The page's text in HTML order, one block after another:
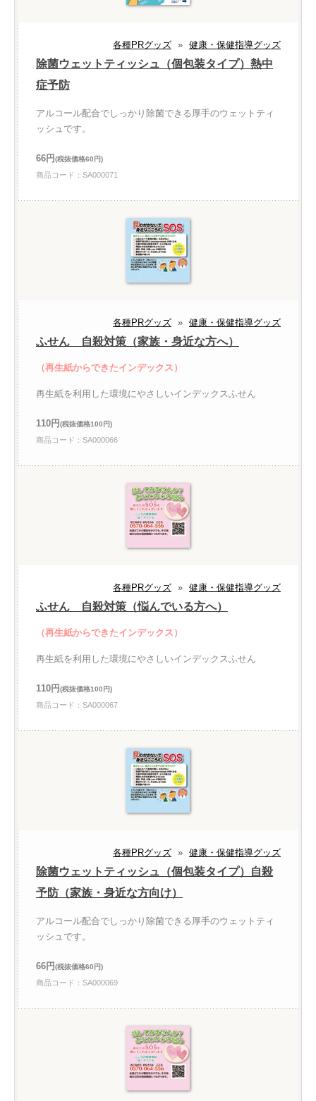
各種PRグッズ » 健康・保健指導グッズ
除菌ウェットティッシュ（個包装タイプ）熱中
症予防
アルコール配合でしっかり除菌できる厚手のウェットティ
ッシュです。
66円(税抜価格60円)
商品コード：SA000071
各種PRグッズ » 健康・保健指導グッズ
ふせん 自殺対策（家族・身近な方へ）
（再生紙からできたインデックス）
再生紙を利用した環境にやさしいインデックスふせん
110円(税抜価格100円)
商品コード：SA000066
各種PRグッズ » 健康・保健指導グッズ
ふせん 自殺対策（悩んでいる方へ）
（再生紙からできたインデックス）
再生紙を利用した環境にやさしいインデックスふせん
110円(税抜価格100円)
商品コード：SA000067
各種PRグッズ » 健康・保健指導グッズ
除菌ウェットティッシュ（個包装タイプ）自殺
予防（家族・身近な方向け）
アルコール配合でしっかり除菌できる厚手のウェットティ
ッシュです。
66円(税抜価格60円)
商品コード：SA000069